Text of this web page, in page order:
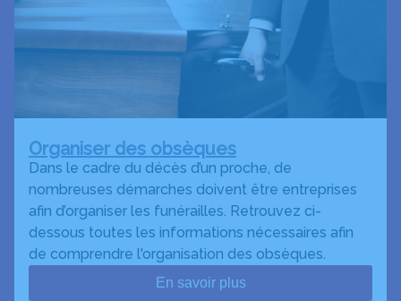
Organiser des obsèques
Dans le cadre du décès d’un proche, de
nombreuses démarches doivent être entreprises
afin d’organiser les funérailles. Retrouvez ci-
dessous toutes les informations nécessaires afin
de comprendre l'organisation des obsèques.
En savoir plus